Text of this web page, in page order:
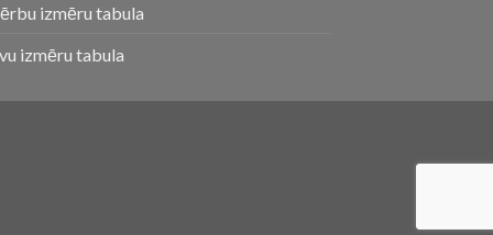
izmēru tabula
izmēru tabula